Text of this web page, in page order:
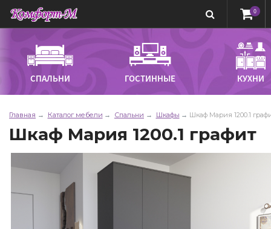
0
СПАЛЬНИ ГОСТИННЫЕ КУХНИ
Главная Каталог мебели Спальни Шкафы Шкаф Мария 1200.1
Шкаф Мария 1200.1 графит